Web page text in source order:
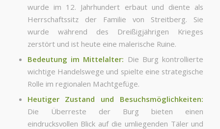
wurde im 12. Jahrhundert erbaut und diente als
Herrschaftssitz der Familie von Streitberg. Sie
wurde während des Dreißigjährigen Krieges
zerstört und ist heute eine malerische Ruine.
Bedeutung im Mittelalter: Die Burg kontrollierte
wichtige Handelswege und spielte eine strategische
Rolle im regionalen Machtgefüge.
Heutiger Zustand und Besuchsmöglichkeiten:
Die Überreste der Burg bieten einen
eindrucksvollen Blick auf die umliegenden Täler und